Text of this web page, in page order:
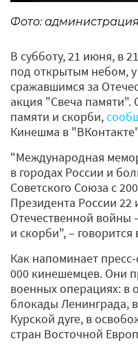
Фото:
В субботу, 21 июня, в
под открытым небом,
сражавшимся за
акция "Свеча
памяти и скорби,
Кинешма в
"Международная
в городах России и
Советского Союза с
Президента России
Отечественной войны
и скорби", –
Как напоминает
000 кинешемцев. Они
военных операциях: в
блокады Ленинграда,
Курской дуге, в
стран Восточной